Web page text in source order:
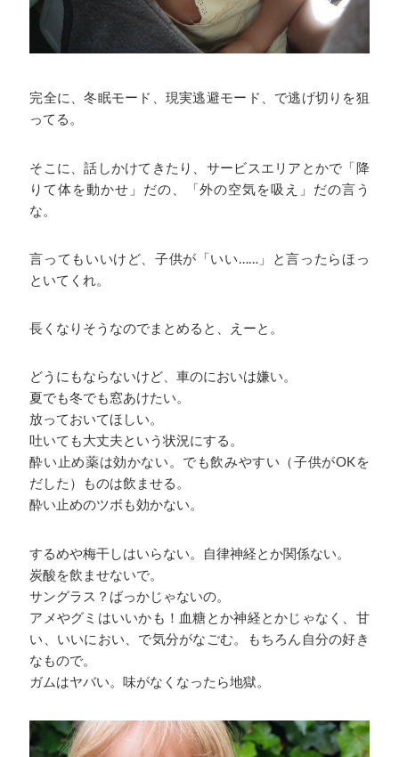
完全に、冬眠モード、現実逃避モード、で逃げ切りを狙
ってる。
そこに、話しかけてきたり、サービスエリアとかで「降
りて体を動かせ」だの、「外の空気を吸え」だの言う
な。
言ってもいいけど、子供が「いい……」と言ったらほっ
といてくれ。
長くなりそうなのでまとめると、えーと。
どうにもならないけど、車のにおいは嫌い。
夏でも冬でも窓あけたい。
放っておいてほしい。
吐いても大丈夫という状況にする。
酔い止め薬は効かない。でも飲みやすい（子供がOKを
だした）ものは飲ませる。
酔い止めのツボも効かない。
するめや梅干しはいらない。自律神経とか関係ない。
炭酸を飲ませないで。
サングラス？ばっかじゃないの。
アメやグミはいいかも！血糖とか神経とかじゃなく、甘
い、いいにおい、で気分がなごむ。もちろん自分の好き
なもので。
ガムはヤバい。味がなくなったら地獄。